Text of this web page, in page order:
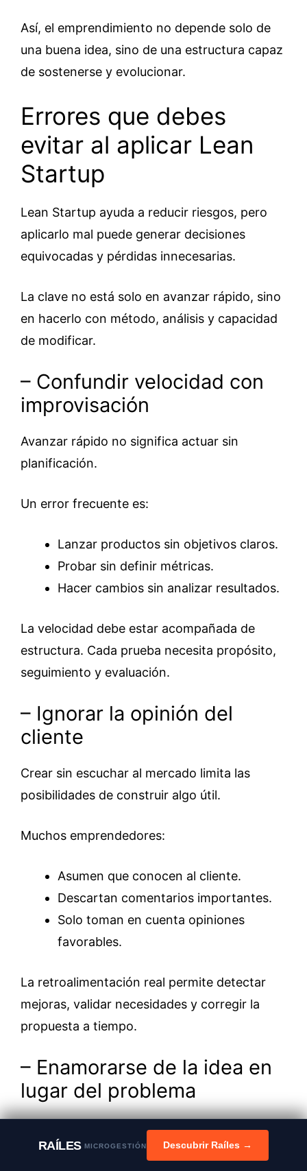
Así, el emprendimiento no depende solo de
una buena idea, sino de una estructura capaz
de sostenerse y evolucionar.
Errores que debes
evitar al aplicar Lean
Startup
Lean Startup ayuda a reducir riesgos, pero
aplicarlo mal puede generar decisiones
equivocadas y pérdidas innecesarias.
La clave no está solo en avanzar rápido, sino
en hacerlo con método, análisis y capacidad
de modificar.
– Confundir velocidad con
improvisación
Avanzar rápido no significa actuar sin
planificación.
Un error frecuente es:
Lanzar productos sin objetivos claros.
Probar sin definir métricas.
Hacer cambios sin analizar resultados.
La velocidad debe estar acompañada de
estructura. Cada prueba necesita propósito,
seguimiento y evaluación.
– Ignorar la opinión del
cliente
Crear sin escuchar al mercado limita las
posibilidades de construir algo útil.
Muchos emprendedores:
Asumen que conocen al cliente.
Descartan comentarios importantes.
Solo toman en cuenta opiniones
favorables.
La retroalimentación real permite detectar
mejoras, validar necesidades y corregir la
propuesta a tiempo.
– Enamorarse de la idea en
lugar del problema
Uno de los errores más comunes es
enfocarse en defender una idea, aunque el
RAÍLESMICROGESTIÓN Descubrir Raíles →